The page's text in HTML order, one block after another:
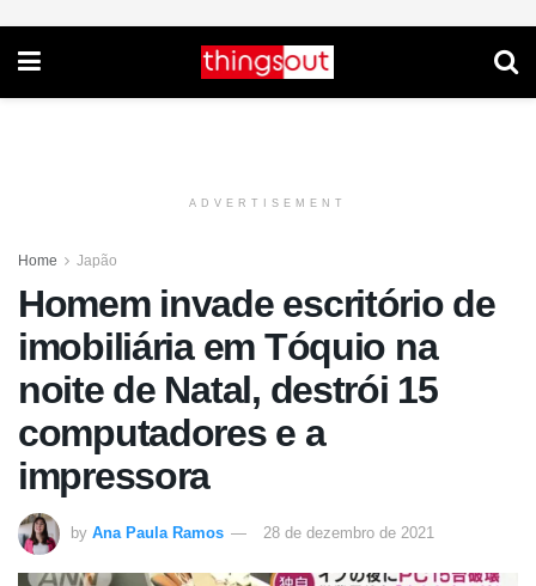
ADVERTISEMENT
Home Japão
Homem invade escritório de
imobiliária em Tóquio na
noite de Natal, destrói 15
computadores e a
impressora
by Ana Paula Ramos 28 de dezembro de 2021